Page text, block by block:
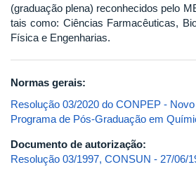
(graduação plena) reconhecidos pelo
tais como: Ciências Farmacêuticas,
Física e Engenharias.
Normas gerais:
Resolução 03/2020 do CONPEP -
Programa de Pós-Graduação em
Documento de autorização:
Resolução 03/1997, CONSUN - 27/06/